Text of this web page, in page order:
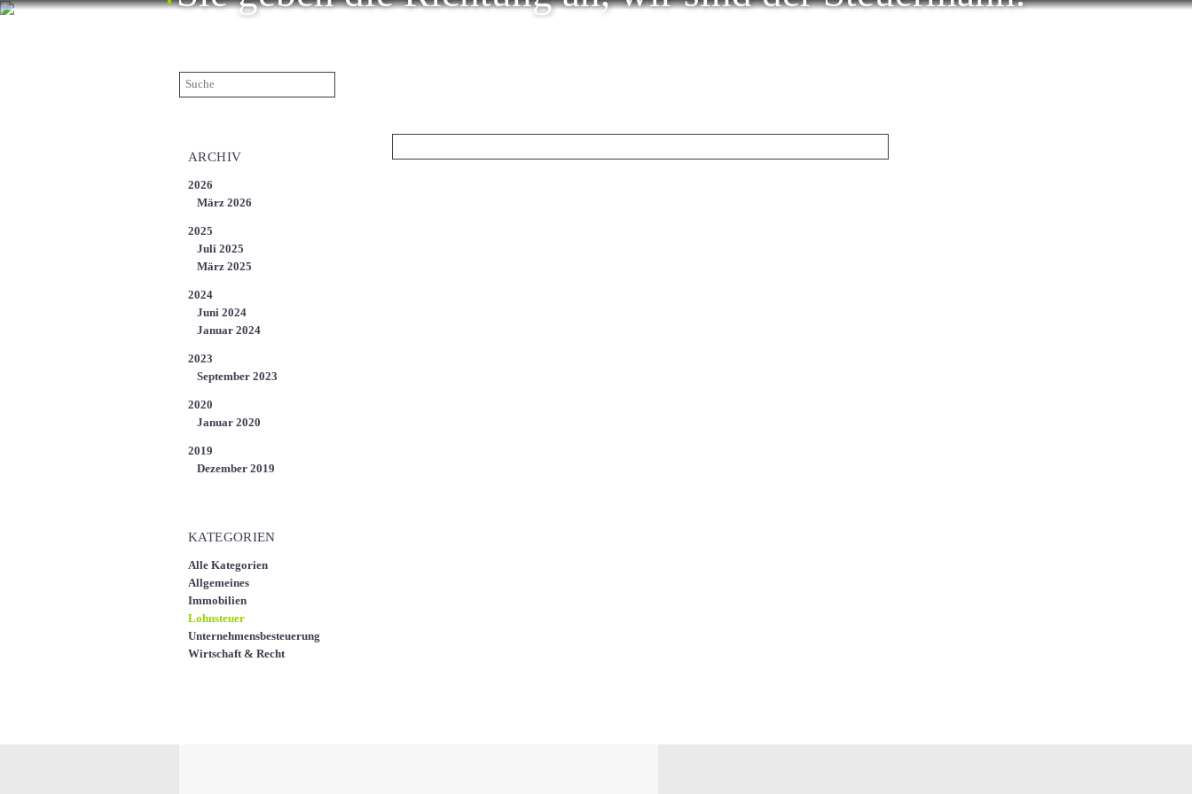
ARCHIV
2026
März 2026
2025
Juli 2025
März 2025
2024
Juni 2024
Januar 2024
2023
September 2023
2020
Januar 2020
2019
Dezember 2019
KATEGORIEN
Alle Kategorien
Allgemeines
Immobilien
Lohnsteuer
Unternehmensbesteuerung
Wirtschaft & Recht